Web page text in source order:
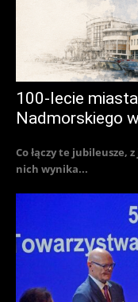
100-lecie
Nadmorskiego
Co łączy te jubileusze,
nich wynika...